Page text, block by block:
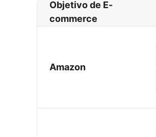
Objetivo de E-
commerce
Amazon